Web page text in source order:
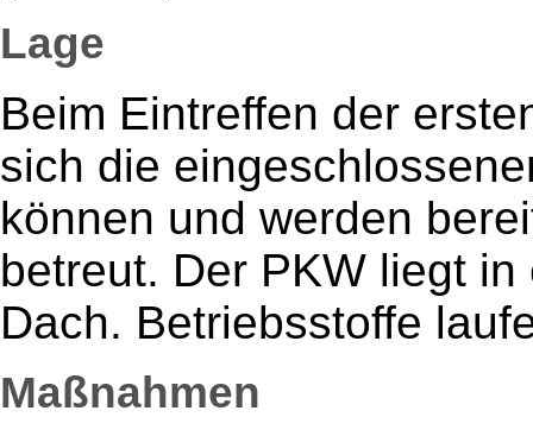
Lage
Beim Eintreffen der
sich die
können und werden
betreut. Der PKW liegt
Dach. Betriebsstoffe
Maßnahmen